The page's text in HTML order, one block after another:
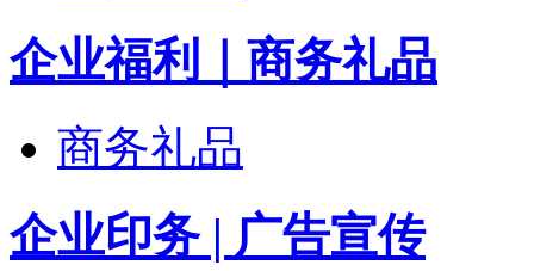
企业福利｜商务礼品
商务礼品
企业印务 | 广告宣传